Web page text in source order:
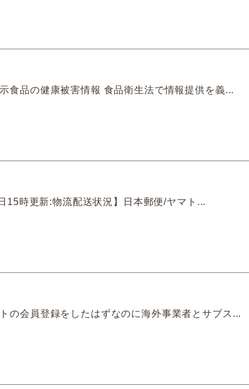
食品の健康被害情報 食品衛生法で情報提供を義...
15時更新:物流配送状況】日本郵便/ヤマト...
の会員登録をしたはずなのに海外事業者とサブス...